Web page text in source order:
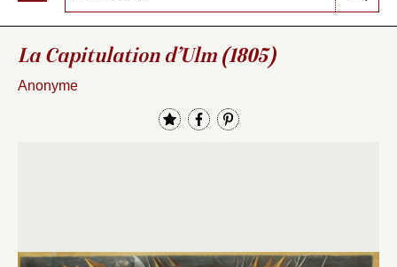
La Capitulation d’Ulm (1805)
Anonyme